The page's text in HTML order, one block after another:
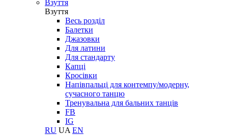
Взуття
Взуття
Весь розділ
Балетки
Джазовки
Для латини
Для стандарту
Капці
Кросівки
Напівпальці для контемпу/модерну,
сучасного танцю
Тренувальна для бальних танців
FB
IG
RU UA EN